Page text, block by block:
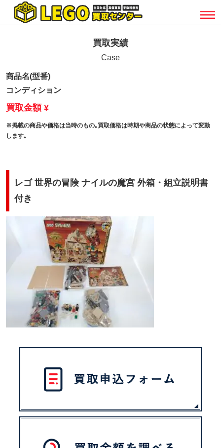
買取実績
Case
商品名(型番)
コンディション
買取金額 ¥
※掲載の商品や価格は当時のもの｡買取価格は時期や商品の状態によって変動
します｡
レゴ 世界の冒険 ナイルの魔宮 外箱・組立説明書
付き